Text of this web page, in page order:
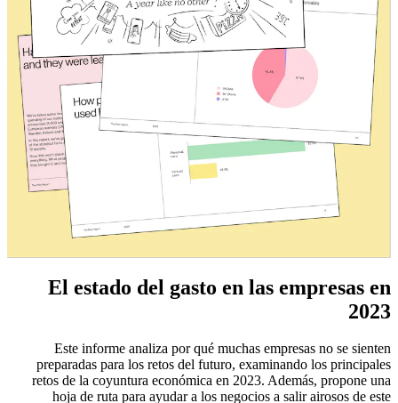
El estado del gasto en las empresas en
2023
Este informe analiza por qué muchas empresas no se sienten
preparadas para los retos del futuro, examinando los principales
retos de la coyuntura económica en 2023. Además, propone una
hoja de ruta para ayudar a los negocios a salir airosos de este